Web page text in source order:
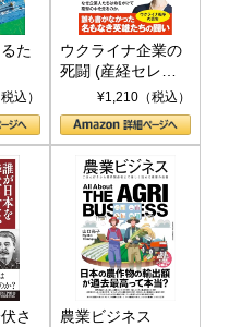
た
込）
ウクライナ企業の
死闘 (産経セレク
ト S 039)¥1,210（税込）
さ
農業ビジネス